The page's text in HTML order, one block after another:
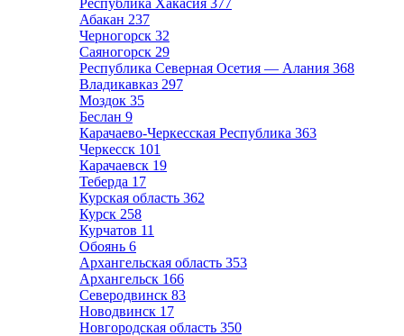
Республика Хакасия 377
Абакан 237
Черногорск 32
Саяногорск 29
Республика Северная Осетия — Алания 368
Владикавказ 297
Моздок 35
Беслан 9
Карачаево-Черкесская Республика 363
Черкесск 101
Карачаевск 19
Теберда 17
Курская область 362
Курск 258
Курчатов 11
Обоянь 6
Архангельская область 353
Архангельск 166
Северодвинск 83
Новодвинск 17
Новгородская область 350